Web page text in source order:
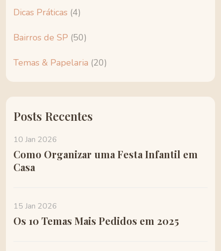
Dicas Práticas (4)
Bairros de SP (50)
Temas & Papelaria (20)
Posts Recentes
10 Jan 2026
Como Organizar uma Festa Infantil em
Casa
15 Jan 2026
Os 10 Temas Mais Pedidos em 2025